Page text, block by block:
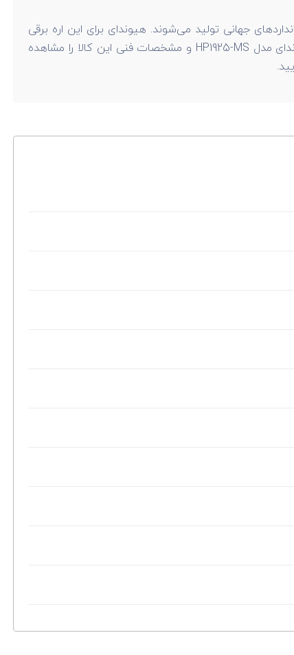
جهانی تولید می‌شوند. هیوندای برای این اره برقی
گارانتی 365 روزه در نظر گرفته است. شما کاربران گرامی با مراجعه به سایت راندنو می‌توانید لیست قیمت اره فارسی بر کشویی هیوندای مدل HP1925-MS و مشخصات فنی این کالا را مشاهده